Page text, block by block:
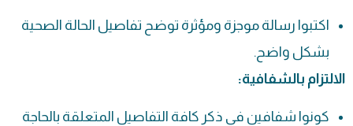
اكتبوا رسالة موجزة ومؤثرة توضح تفاصيل الحالة الصحية
بشكل واضح.
الالتزام بالشفافية:
كونوا شفافين في ذكر كافة التفاصيل المتعلقة بالحاجة